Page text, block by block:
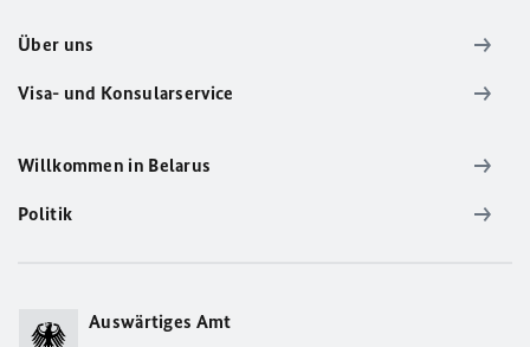
Über uns
Visa- und Konsularservice
Willkommen in Belarus
Politik
Auswärtiges Amt